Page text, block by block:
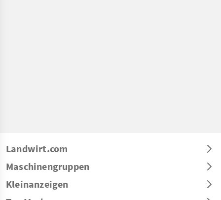
Landwirt.com
Maschinengruppen
Kleinanzeigen